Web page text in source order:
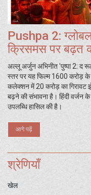
Pushpa 2:
क्रिसमस पर बढ़त
अल्लू अर्जुन अभिनीत 'पुष्पा 2: द
स्तर पर यह फिल्म 1600 करोड़ के
कलेक्शन में 20 करोड़ का
बढ़ने की संभावना है। हिंदी
उपलब्धि हासिल की है।
आगे पढ़ें
श्रेणियाँ
खेल